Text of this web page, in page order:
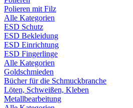
Polieren mit Filz
Alle Kategorien
ESD Schutz
ESD Bekleidung
ESD Einrichtung
ESD Fingerlinge
Alle Kategorien
Goldschmieden
Bücher für die Schmuckbranche
Löten, Schweißen, Kleben
Metallbearbeitung